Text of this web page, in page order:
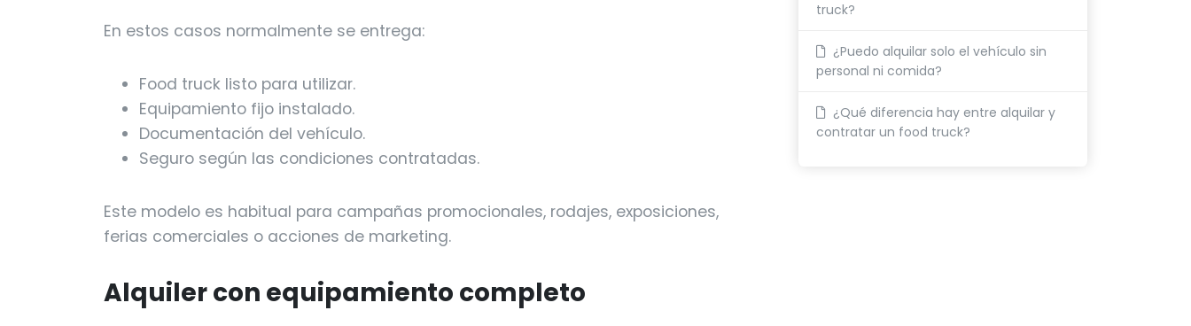
En estos casos normalmente se entrega:
Food truck listo para utilizar.
Equipamiento fijo instalado.
Documentación del vehículo.
Seguro según las condiciones contratadas.
Este modelo es habitual para campañas promocionales, rodajes, exposiciones,
ferias comerciales o acciones de marketing.
Alquiler con equipamiento completo
truck?
¿Puedo alquilar solo el vehículo sin
personal ni comida?
¿Qué diferencia hay entre alquilar y
contratar un food truck?